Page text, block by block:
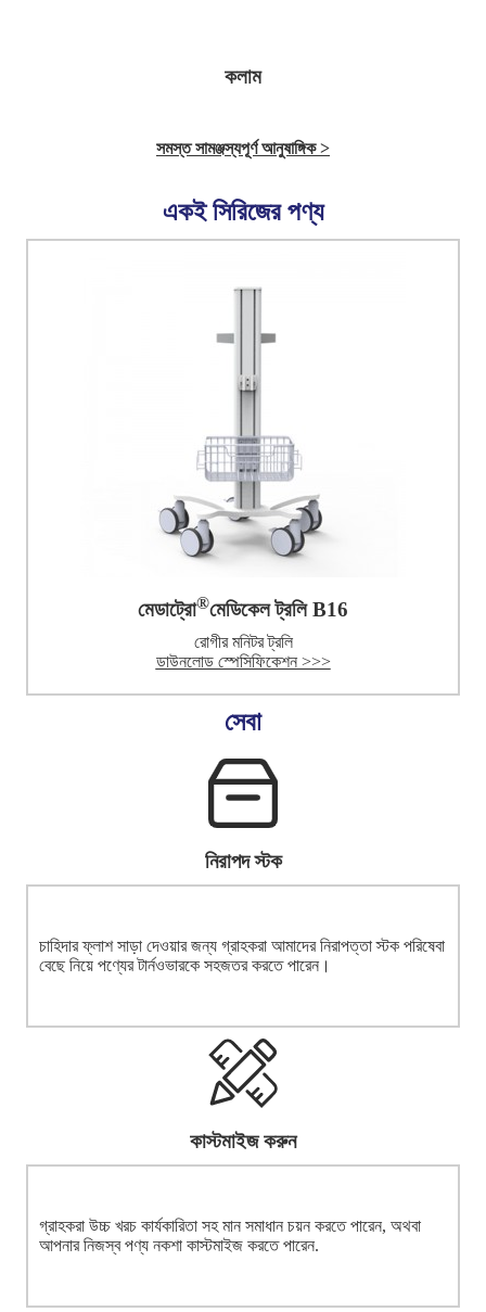
কলাম
সমস্ত সামঞ্জস্যপূর্ণ আনুষাঙ্গিক >
একই সিরিজের পণ্য
মেডাট্রো®মেডিকেল ট্রলি B16
রোগীর মনিটর ট্রলি
ডাউনলোড স্পেসিফিকেশন >>>
সেবা
নিরাপদ স্টক
চাহিদার ফ্লাশ সাড়া দেওয়ার জন্য গ্রাহকরা আমাদের নিরাপত্তা স্টক পরিষেবা
বেছে নিয়ে পণ্যের টার্নওভারকে সহজতর করতে পারেন।
কাস্টমাইজ করুন
গ্রাহকরা উচ্চ খরচ কার্যকারিতা সহ মান সমাধান চয়ন করতে পারেন, অথবা
আপনার নিজস্ব পণ্য নকশা কাস্টমাইজ করতে পারেন.